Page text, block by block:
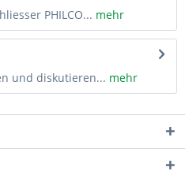
PHILCO... mehr
und diskutieren... mehr